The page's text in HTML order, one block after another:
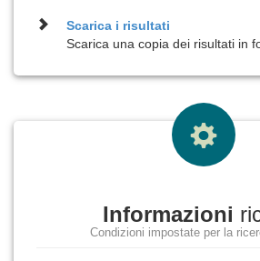
Scarica i risultati
Scarica una copia dei risultati in
Informazioni
Condizioni impostate per la